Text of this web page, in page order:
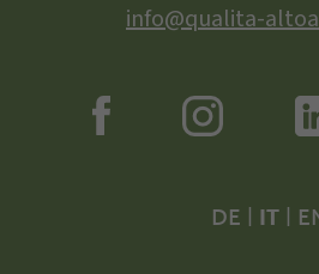
info@qualita-
DE IT|